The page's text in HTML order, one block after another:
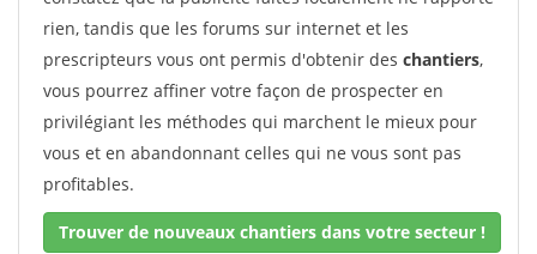
rien, tandis que les forums sur internet et les
prescripteurs vous ont permis d'obtenir des chantiers,
vous pourrez affiner votre façon de prospecter en
privilégiant les méthodes qui marchent le mieux pour
vous et en abandonnant celles qui ne vous sont pas
profitables.
Trouver de nouveaux chantiers dans votre secteur !